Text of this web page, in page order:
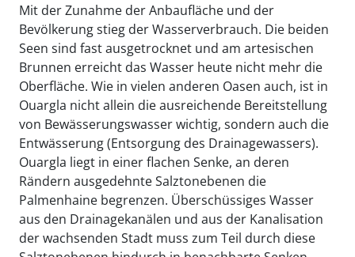
Mit der Zunahme der Anbaufläche und der
Bevölkerung stieg der Wasserverbrauch. Die beiden
Seen sind fast ausgetrocknet und am artesischen
Brunnen erreicht das Wasser heute nicht mehr die
Oberfläche. Wie in vielen anderen Oasen auch, ist in
Ouargla nicht allein die ausreichende Bereitstellung
von Bewässerungswasser wichtig, sondern auch die
Entwässerung (Entsorgung des Drainagewassers).
Ouargla liegt in einer flachen Senke, an deren
Rändern ausgedehnte Salztonebenen die
Palmenhaine begrenzen. Überschüssiges Wasser
aus den Drainagekanälen und aus der Kanalisation
der wachsenden Stadt muss zum Teil durch diese